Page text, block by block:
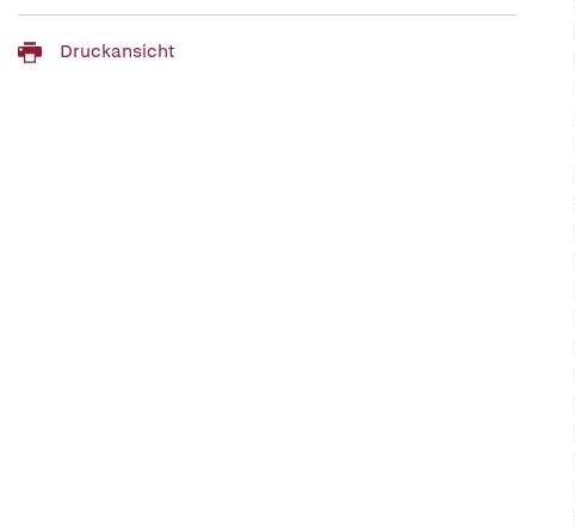
Druckansicht